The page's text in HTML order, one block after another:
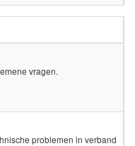
vragen.
problemen in verband